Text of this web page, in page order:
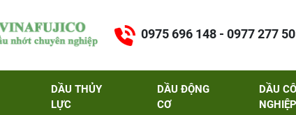
0975 696 148 - 0977 277
DẦU THỦY
LỰC
DẦU ĐỘNG
CƠ
DẦU
NGHIỆP